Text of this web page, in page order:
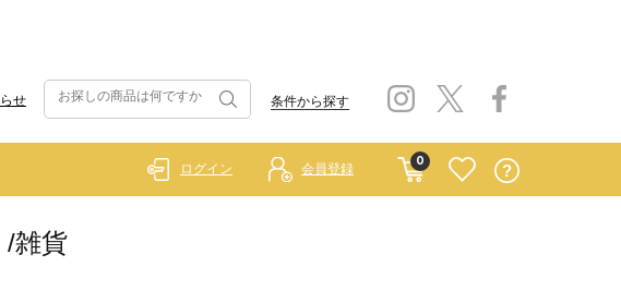
せ 条件から探す
0
ログイン 会員登録
/雑貨